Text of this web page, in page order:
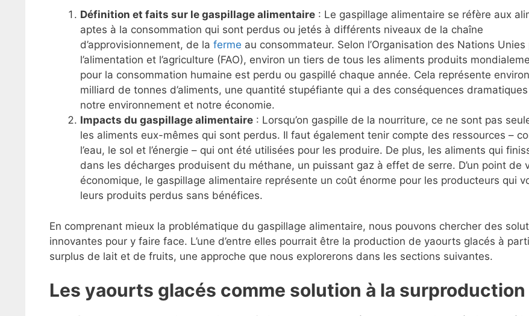
Définition et faits sur le gaspillage alimentaire : Le gaspillage alimentaire se réfère aux
aptes à la consommation qui sont perdus ou jetés à différents niveaux de la chaîne
d’approvisionnement, de la ferme au consommateur. Selon l’Organisation des Nations Unies
l’alimentation et l’agriculture (FAO), environ un tiers de tous les aliments produits
pour la consommation humaine est perdu ou gaspillé chaque année. Cela représente
milliard de tonnes d’aliments, une quantité stupéfiante qui a des conséquences
notre environnement et notre économie.
Impacts du gaspillage alimentaire : Lorsqu’on gaspille de la nourriture, ce ne sont pas
les aliments eux-mêmes qui sont perdus. Il faut également tenir compte des ressources –
l’eau, le sol et l’énergie – qui ont été utilisées pour les produire. De plus, les aliments qui
dans les décharges produisent du méthane, un puissant gaz à effet de serre. D’un point de
économique, le gaspillage alimentaire représente un coût énorme pour les producteurs qui
leurs produits perdus sans bénéfices.
En comprenant mieux la problématique du gaspillage alimentaire, nous pouvons chercher des
innovantes pour y faire face. L’une d’entre elles pourrait être la production de yaourts glacés à
surplus de lait et de fruits, une approche que nous explorerons dans les sections suivantes.
Les yaourts glacés comme solution à la surproduction